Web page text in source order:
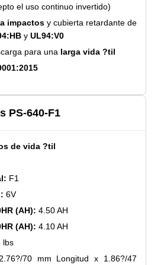
el uso continuo invertido)
impactos y cubierta retardante de
y UL94:V0
para una larga vida ?til
PS-640-F1
de vida ?til
F1
6V
(AH): 4.50 AH
(AH): 4.10 AH
lbs
70 mm Longitud x 1.86?/47